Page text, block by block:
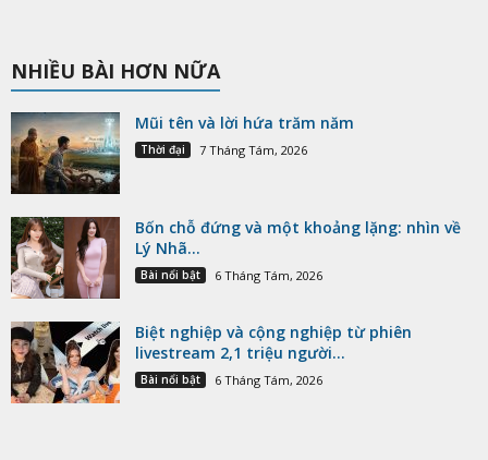
NHIỀU BÀI HƠN NỮA
Mũi tên và lời hứa trăm năm
Thời đại 7 Tháng Tám, 2026
Bốn chỗ đứng và một khoảng lặng: nhìn về
Lý Nhã...
Bài nổi bật 6 Tháng Tám, 2026
Biệt nghiệp và cộng nghiệp từ phiên
livestream 2,1 triệu người...
Bài nổi bật 6 Tháng Tám, 2026